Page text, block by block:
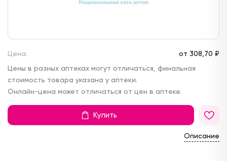
Цена: от 308, 70 ₽
Цены в разных аптеках могут отличаться, финальная
стоимость товара указана у аптеки.
Онлайн-цена может отличаться от цен в аптеке.
Купить
Описание